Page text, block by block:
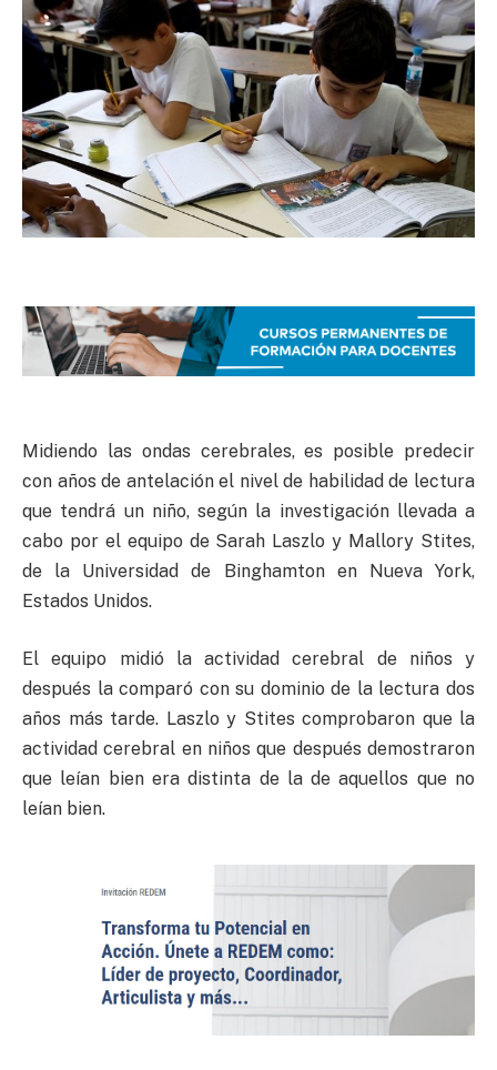
Midiendo las ondas cerebrales, es posible predecir
con años de antelación el nivel de habilidad de lectura
que tendrá un niño, según la investigación llevada a
cabo por el equipo de Sarah Laszlo y Mallory Stites,
de la Universidad de Binghamton en Nueva York,
Estados Unidos.
El equipo midió la actividad cerebral de niños y
después la comparó con su dominio de la lectura dos
años más tarde. Laszlo y Stites comprobaron que la
actividad cerebral en niños que después demostraron
que leían bien era distinta de la de aquellos que no
leían bien.